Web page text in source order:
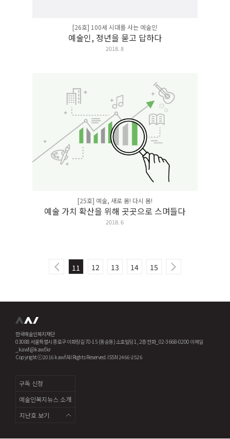
[26호] 100세 시대를 사는 예술인
예술인, 정년을 묻고 답하다
2018. 8
[25호] 예술, 새로 봄! 다시 봄!
예술 가치 확산을 위해 곳곳으로 스며들다
2018. 6
11 12 13 14 15
한국예술인복지재단
03088 서울특별시 종로구 이화장길 70-15 (동숭동) 소호빌딩 1, 2층 전화_02-3668-0200 이메일
_kawf@kawf.kr
Copyright ⓒ2016 kawf All Rights Reserved. ISSN 2466-2526
구독 신청
예술인복지뉴스 소개
지난호 보기